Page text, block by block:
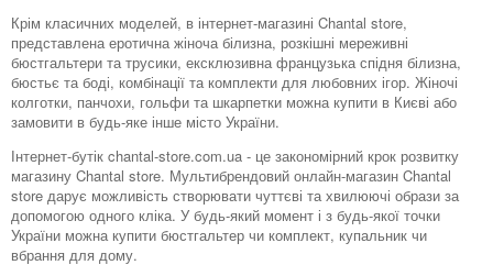
Крім класичних моделей, в інтернет-магазині Chantal store,
представлена ​​еротична жіноча білизна, розкішні мереживні
бюстгальтери та трусики, ексклюзивна французька спідня білизна,
бюстьє та боді, комбінації та комплекти для любовних ігор. Жіночі
колготки, панчохи, гольфи та шкарпетки можна купити в Києві або
замовити в будь-яке інше місто України.
Інтернет-бутік chantal-store.com.ua - це закономірний крок розвитку
магазину Chantal store. Мультибрендовий онлайн-магазин Chantal
store дарує можливість створювати чуттєві та хвилюючі образи за
допомогою одного кліка. У будь-який момент і з будь-якої точки
України можна купити бюстгальтер чи комплект, купальник чи
вбрання для дому.